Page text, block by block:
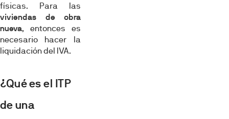
físicas. Para las
viviendas de obra
nueva, entonces es
necesario hacer la
liquidación del IVA.
¿Qué es el ITP
de una